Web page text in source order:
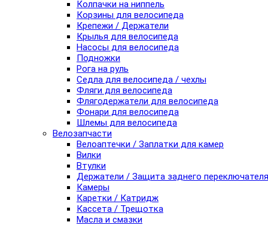
Колпачки на ниппель
Корзины для велосипеда
Крепежи / Держатели
Крылья для велосипеда
Насосы для велосипеда
Подножки
Рога на руль
Седла для велосипеда / чехлы
Фляги для велосипеда
Флягодержатели для велосипеда
Фонари для велосипеда
Шлемы для велосипеда
Велозапчасти
Велоаптечки / Заплатки для камер
Вилки
Втулки
Держатели / Защита заднего переключателя
Камеры
Каретки / Катридж
Кассета / Трещотка
Масла и смазки